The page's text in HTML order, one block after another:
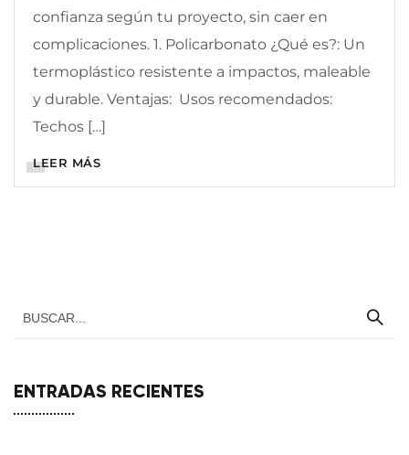
confianza según tu proyecto, sin caer en
complicaciones. 1. Policarbonato ¿Qué es?: Un
termoplástico resistente a impactos, maleable
y durable. Ventajas: Usos recomendados:
Techos […]
LEER MÁS
ENTRADAS RECIENTES